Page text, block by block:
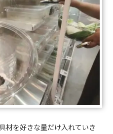
材を好きな量だけ入れていき